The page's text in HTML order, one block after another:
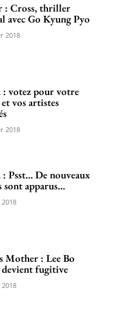
: Cross, thriller
avec Go Kyung Pyo
2018
votez pour votre
vos artistes
2018
Psst… De nouveaux
sont apparus…
Mother : Lee Bo
devient fugitive